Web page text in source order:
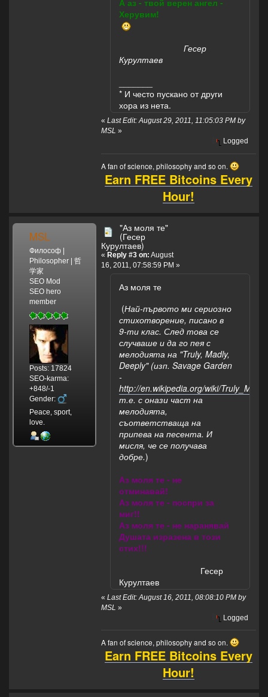
Херувим!
Гесер
Курултаев
* И често пускано от други
хора из нета.
« Last Edit: August 29, 2011, 11:05:03 PM by
MSL »
Logged
A fan of science, philosophy and so on.
Earn FREE Bitcoins Every
Hour!
MSL
Философ |
Philosopher | 哲
学家
SEO Mod
SEO hero
member
Posts: 17824
SEO-karma:
+848/-1
Gender:
Peace, sport,
love.
"Аз моля те"
(Гесер
Курултаев)
« Reply #3 on: August
16, 2011, 07:58:59 PM »
Аз моля те
(Най-първото ми сериозно
стихотворение, писано в
9-ти клас. След това се
случваше и да го пея с
мелодията на "Truly, Madly,
Deeply" (изп. Savage Garden
-
http://en.wikipedia.org/wiki/
т.е. с онази част на
мелодията,
съответстваща на
припева на песента. И
мисля, че се получава
добре.)
Аз моля те - не
отминавай!
Аз моля те - поспри за
миг!!
Аз моля те - не наранявай
Душата изразена в този
стих!!!
Гесер
Курултаев
« Last Edit: August 16, 2011, 08:08:10 PM by
MSL »
Logged
A fan of science, philosophy and so on.
Earn FREE Bitcoins Every
Hour!